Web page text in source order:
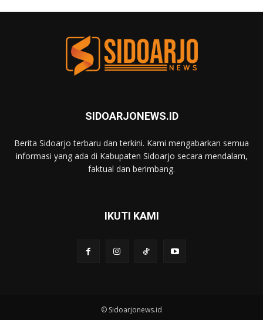
SIDOARJONEWS.ID
Berita Sidoarjo terbaru dan terkini. Kami mengabarkan semua
informasi yang ada di Kabupaten Sidoarjo secara mendalam,
faktual dan berimbang.
IKUTI KAMI
© Sidoarjonews.id